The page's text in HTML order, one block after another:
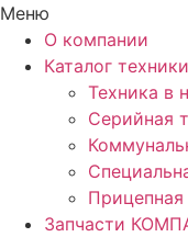
Меню
О компании
Каталог техники
Техника в
Серийная
Прицепная
Запчасти